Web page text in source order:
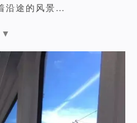
沿途的风景…
▼